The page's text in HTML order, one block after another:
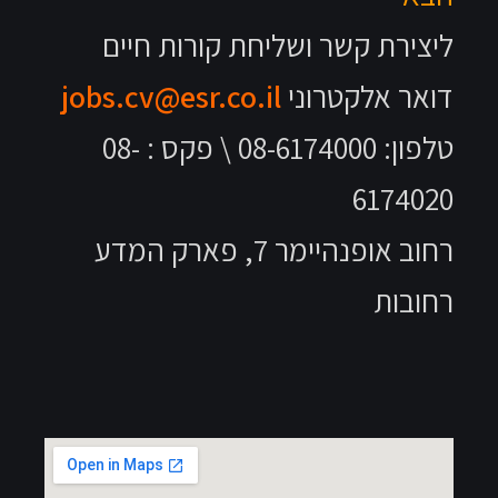
ליצירת קשר ושליחת קורות חיים
דואר אלקטרוניjobs.cv@esr.co.il
טלפון: 08-6174000 \ פקס : 08-
6174020
רחוב אופנהיימר 7, פארק המדע
רחובות